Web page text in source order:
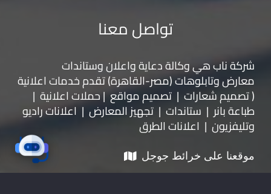
تواصل معنا
شركة ناب هي وكالة دعاية واعلان وستاندات
معارضوتابلوهات(مصر-القاهرة) تقدم خدمات اعلانية
( تصميم شعارات | تصميم مواقع | حملات اعلانية |
طباعة بانر | ستاندات | تجهيز المعارض | اعلانات راديو
وتليفزيون | اعلانات الطرق
موقعنا على خرائط جوجل